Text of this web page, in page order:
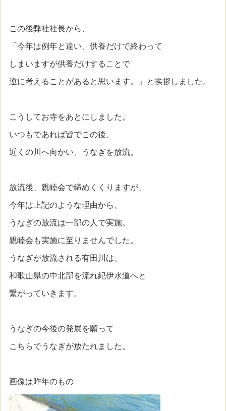
この後弊社社長から、
「今年は例年と違い、供養だけで終わって
しまいますが供養だけすることで
逆に考えることがあると思います。」と挨拶しました。
こうしてお寺をあとにしました。
いつもであれば皆でこの後、
近くの川へ向かい、うなぎを放流。
放流後、親睦会で締めくくりますが、
今年は上記のような理由から、
うなぎの放流は一部の人で実施。
親睦会も実施に至りませんでした。
うなぎが放流される有田川は、
和歌山県の中北部を流れ紀伊水道へと
繋がっていきます。
うなぎの今後の発展を願って
こちらでうなぎが放たれました。
画像は昨年のもの